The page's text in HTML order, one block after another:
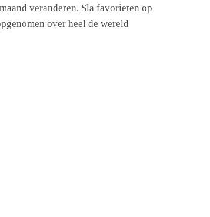
veranderen. Sla favorieten op
over heel de wereld